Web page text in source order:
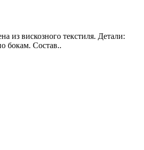
из вискозного текстиля. Детали:
бокам. Состав..